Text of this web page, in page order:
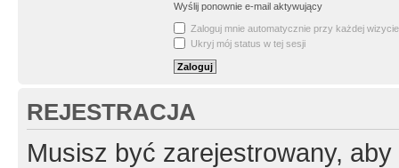
Wyślij ponownie e-mail aktywujący
Zaloguj mnie automatycznie przy każdej wizycie
Ukryj mój status w tej sesji
REJESTRACJA
Musisz być zarejestrowany,